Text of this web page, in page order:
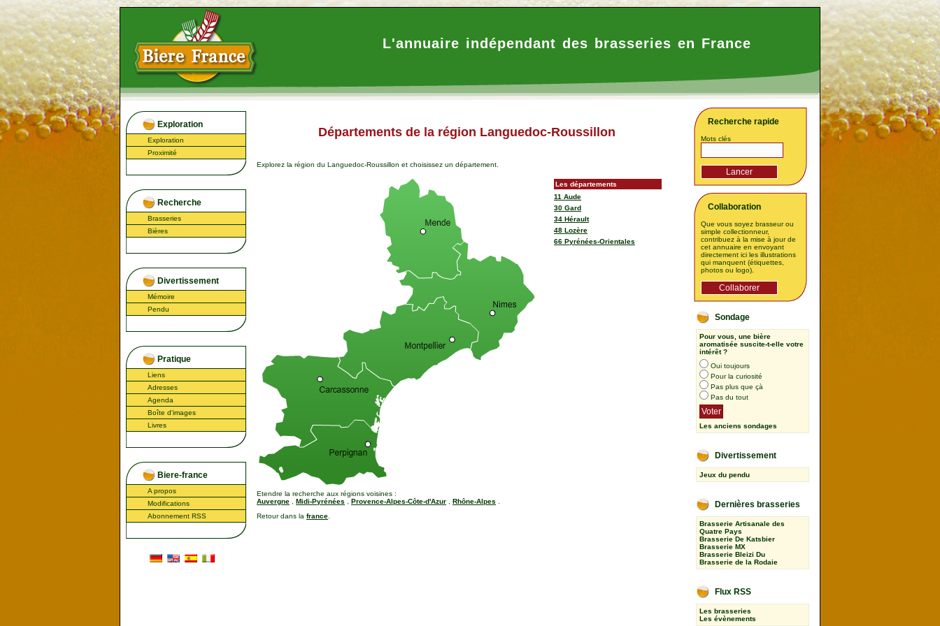
L'annuaire indépendant des brasseries en France
Exploration
Exploration
Proximité
Recherche
Brasseries
Bières
Divertissement
Mémoire
Pendu
Pratique
Liens
Adresses
Agenda
Boîte d'images
Livres
Biere-france
A propos
Modifications
Abonnement RSS
Départements de la région Languedoc-Roussillon
Explorez la région du Languedoc-Roussillon et choisissez un département.
Les départements
11 Aude
30 Gard
34 Hérault
48 Lozère
66 Pyrénées-Orientales
Etendre la recherche aux régions voisines :
Auvergne
Midi-Pyrénées Provence-Alpes-Côte-d'Azur Rhône-Alpes
Retour dans la france
Recherche rapide
Mots clés
Collaboration
Que vous soyez brasseur ou
simple collectionneur,
contribuez à la mise à jour de
cet annuaire en envoyant
directement ici les illustrations
qui manquent (étiquettes,
photos ou logo).
Sondage
Pour vous, une bière
aromatisée suscite-t-elle votre
intérêt ?
Oui toujours
Pour la curiosité
Pas plus que çà
Pas du tout
Les anciens sondages
Divertissement
Jeux du pendu
Dernières brasseries
Brasserie Artisanale des
Quatre Pays
Brasserie De Katsbier
Brasserie MX
Brasserie Bleizi Du
Brasserie de la Rodaie
Flux RSS
Les brasseries
Les évènements